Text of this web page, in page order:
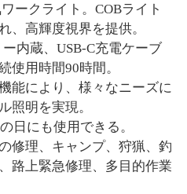
ークライト。COBライト
、高輝度視界を提供。
内蔵、USB-C充電ケーブ
使用時間90時間。
能により、様々なニーズに
照明を実現。
日にも使用でき る。
修理、キャンプ、狩猟、釣
路上緊急修理、多目的作業